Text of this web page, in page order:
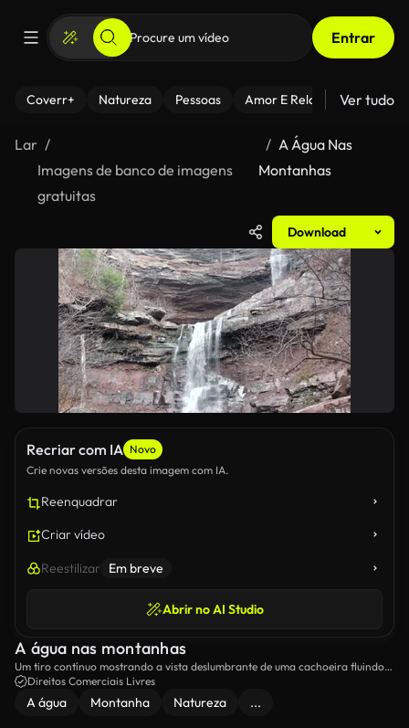
Entrar
Coverr+ Natureza Pessoas Amor E Relacionamentos
Ver tudo
Lar
Imagens de banco de imagens
gratuitas
A Água Nas
Montanhas
Download
Recriar com IA Novo
Crie novas versões desta imagem com IA.
Reenquadrar
Criar vídeo
Reestilizar Em breve
Abrir no AI Studio
A água nas montanhas
Um tiro contínuo mostrando a vista deslumbrante de uma cachoeira fluindo
nas montanhas.
Direitos Comerciais Livres
A água Montanha Natureza ...